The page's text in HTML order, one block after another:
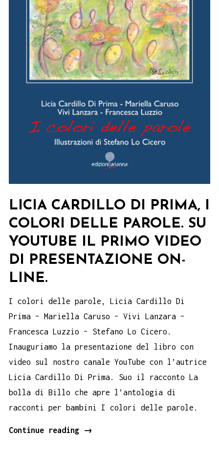
LICIA CARDILLO DI PRIMA, I
COLORI DELLE PAROLE. SU
YOUTUBE IL PRIMO VIDEO
DI PRESENTAZIONE ON-
LINE.
I colori delle parole, Licia Cardillo Di
Prima – Mariella Caruso – Vivi Lanzara –
Francesca Luzzio – Stefano Lo Cicero.
Inauguriamo la presentazione del libro con
video sul nostro canale YouTube con l’autrice
Licia Cardillo Di Prima. Suo il racconto La
bolla di Billo che apre l’antologia di
racconti per bambini I colori delle parole.
Continue reading
Licia
→